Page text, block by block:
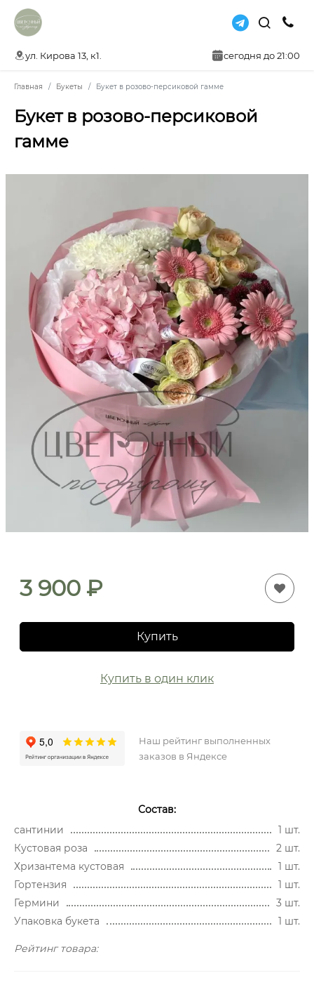
ул. Кирова 13, к1. сегодня до 21:00
Главная Букеты Букет в розово-персиковой гамме
Букет в розово-персиковой
гамме
3 900 ₽
Купить
Купить в один клик
Наш рейтинг выполненных
заказов в Яндексе
Состав:
сантинии
1 шт.
Кустовая роза
2 шт.
Хризантема кустовая
1 шт.
Гортензия
1 шт.
Гермини
3 шт.
Упаковка букета
1 шт.
Рейтинг товара: